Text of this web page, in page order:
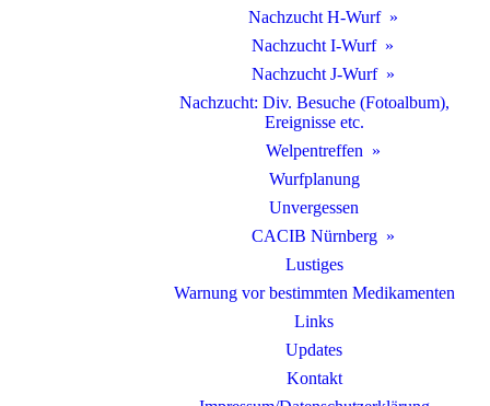
Nachzucht H-Wurf
Nachzucht I-Wurf
Nachzucht J-Wurf
Nachzucht: Div. Besuche (Fotoalbum),
Ereignisse etc.
Welpentreffen
Wurfplanung
Unvergessen
CACIB Nürnberg
Lustiges
Warnung vor bestimmten Medikamenten
Links
Updates
Kontakt